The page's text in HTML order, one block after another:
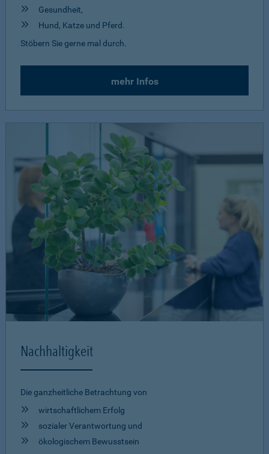
Gesundheit,
Hund, Katze und Pferd.
Stöbern Sie gerne mal durch.
mehr Infos
Nachhaltigkeit
Die ganzheitliche Betrachtung von
wirtschaftlichem Erfolg
sozialer Verantwortung und
ökologischem Bewusstsein